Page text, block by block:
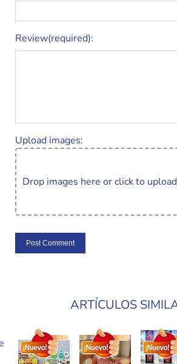
Review(required):
Upload images:
Drop images here or click to
ARTÍCULOS